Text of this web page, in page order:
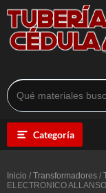
Categoría
Inicio / Transformadores /
ELECTRONICO